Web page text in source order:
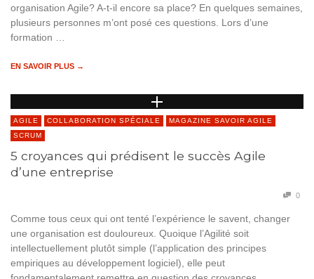
organisation Agile? A-t-il encore sa place? En quelques semaines,
plusieurs personnes m’ont posé ces questions. Lors d’une
formation …
EN SAVOIR PLUS →
AGILE COLLABORATION SPÉCIALE
MAGAZINE SAVOIR AGILE
SCRUM
5 croyances qui prédisent le succès Agile
d’une entreprise
0
Comme tous ceux qui ont tenté l’expérience le savent, changer
une organisation est douloureux. Quoique l’Agilité soit
intellectuellement plutôt simple (l’application des principes
empiriques au développement logiciel), elle peut